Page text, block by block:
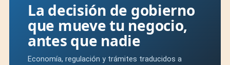
La decisión de gobierno
que mueve tu negocio,
antes que nadie
Economía, regulación y trámites traducidos a